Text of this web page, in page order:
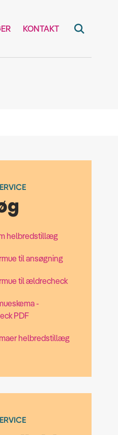
KONTAKT
helbredstillæg
til ansøgning
til ældrecheck
-
PDF
helbredstillæg